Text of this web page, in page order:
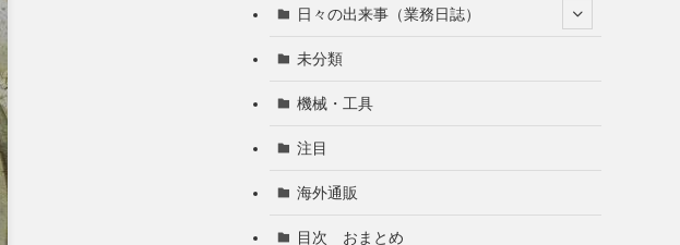
日々の出来事（業務日誌）
未分類
機械・工具
注目
海外通販
目次 おまとめ